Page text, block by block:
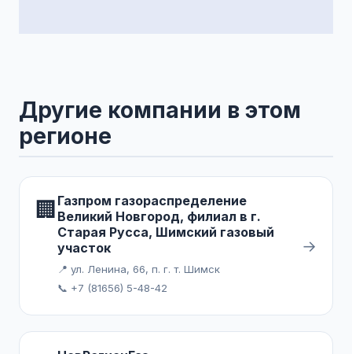
Другие компании в этом
регионе
🏢 Газпром газораспределение
Великий Новгород, филиал в г.
Старая Русса, Шимский газовый
участок
📍 ул. Ленина, 66, п. г. т. Шимск
📞 +7 (81656) 5-48-42
→